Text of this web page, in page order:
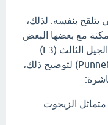
يتلقح بنفسه. لذلك،
مع بعضها البعض
لتحديد التركيبات الجينية المحتملة في الجيل الثالث (F3).
يمكننا استخدام مربع بونيت (Punnett square) لتوضيح ذلك،
الزيجوت